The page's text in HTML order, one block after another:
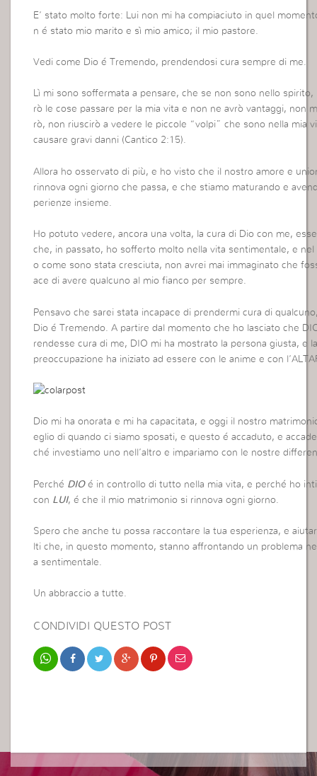
E’ stato molto forte: Lui non mi ha compiaciuto in quel
n é stato mio marito e sì mio amico; il mio pastore.
Vedi come Dio é Tremendo, prendendosi cura sempre di me.
Lì mi sono soffermata a pensare, che se non sono nello spirito,
rò le cose passare per la mia vita e non ne avrò vantaggi, non
rò, non riuscirò a vedere le piccole “volpi” che sono nella mia
causare gravi danni (Cantico 2:15).
Allora ho osservato di più, e ho visto che il nostro amore e
rinnova ogni giorno che passa, e che stiamo maturando e
perienze insieme.
Ho potuto vedere, ancora una volta, la cura di Dio con me,
che, in passato, ho sofferto molto nella vita sentimentale, e nel
o come sono stata cresciuta, non avrei mai immaginato che
ace di avere qualcuno al mio fianco per sempre.
Pensavo che sarei stata incapace di prendermi cura di
Dio é Tremendo. A partire dal momento che ho lasciato che
rendesse cura di me, DIO mi ha mostrato la persona giusta, e
preoccupazione ha iniziato ad essere con le anime e con
Dio mi ha onorata e mi ha capacitata, e oggi il nostro
eglio di quando ci siamo sposati, e questo é accaduto, e
ché investiamo uno nell’altro e impariamo con le nostre
Perché DIOé in controllo di tutto nella mia vita, e perché ho
con LUI, é che il mio matrimonio si rinnova ogni giorno.
Spero che anche tu possa raccontare la tua esperienza, e
lti che, in questo momento, stanno affrontando un problema
a sentimentale.
Un abbraccio a tutte.
CONDIVIDI QUESTO POST